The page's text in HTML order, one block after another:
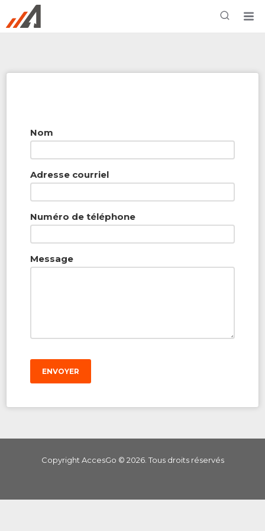
Rechercher à proximité - Entreprise / Rabais /
Services
Nom
Adresse courriel
Numéro de téléphone
Message
ENVOYER
Copyright AccesGo © 2026. Tous droits réservés